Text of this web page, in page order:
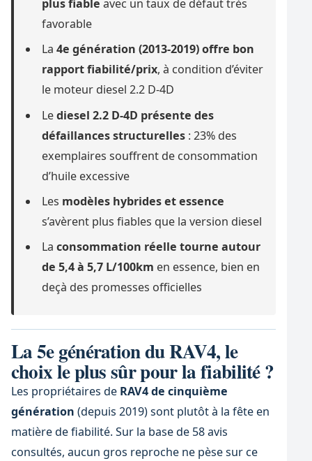
plus fiable avec un taux de défaut très
favorable
La 4e génération (2013-2019) offre bon
rapport fiabilité/prix, à condition d’éviter
le moteur diesel 2.2 D-4D
Lediesel 2.2 D-4D présente des
défaillances structurelles: 23% des
exemplaires souffrent de consommation
d’huile excessive
Les modèles hybrides et essence
s’avèrent plus fiables que la version diesel
La consommation réelle tourne autour
de 5,4 à 5,7 L/100km en essence, bien en
deçà des promesses officielles
La 5e génération du RAV4, le
choix le plus sûr pour la fiabilité ?
Les propriétaires de RAV4 de cinquième
génération (depuis 2019) sont plutôt à la fête en
matière de fiabilité. Sur la base de 58 avis
consultés, aucun gros reproche ne pèse sur ce